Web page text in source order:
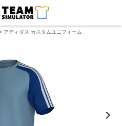
アディダス カスタムユニフォーム